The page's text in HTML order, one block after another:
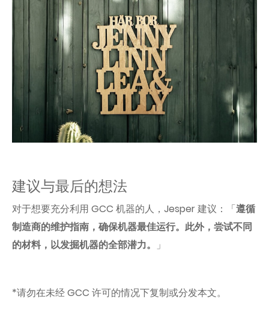
建议与最后的想法
对于想要充分利用 GCC 机器的人，Jesper 建议：「遵循
制造商的维护指南，确保机器最佳运行。此外，尝试不同
的材料，以发掘机器的全部潜力。
」
*请勿在未经 GCC 许可的情况下复制或分发本文。